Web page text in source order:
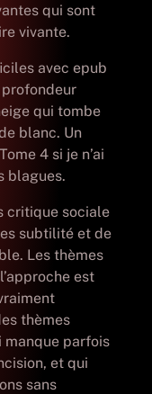
qui sont
vivante.
avec epub
qui tombe
blanc. Un
4 si je n’ai
blagues.
critique sociale
subtilité et de
Les thèmes
est
thèmes
manque parfois
et qui
sans